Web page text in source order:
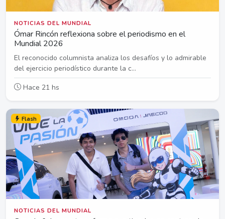
NOTICIAS DEL MUNDIAL
Ómar Rincón reflexiona sobre el periodismo en el
Mundial 2026
El reconocido columnista analiza los desafíos y lo admirable
del ejercicio periodístico durante la c...
Hace 21 hs
Flash
NOTICIAS DEL MUNDIAL